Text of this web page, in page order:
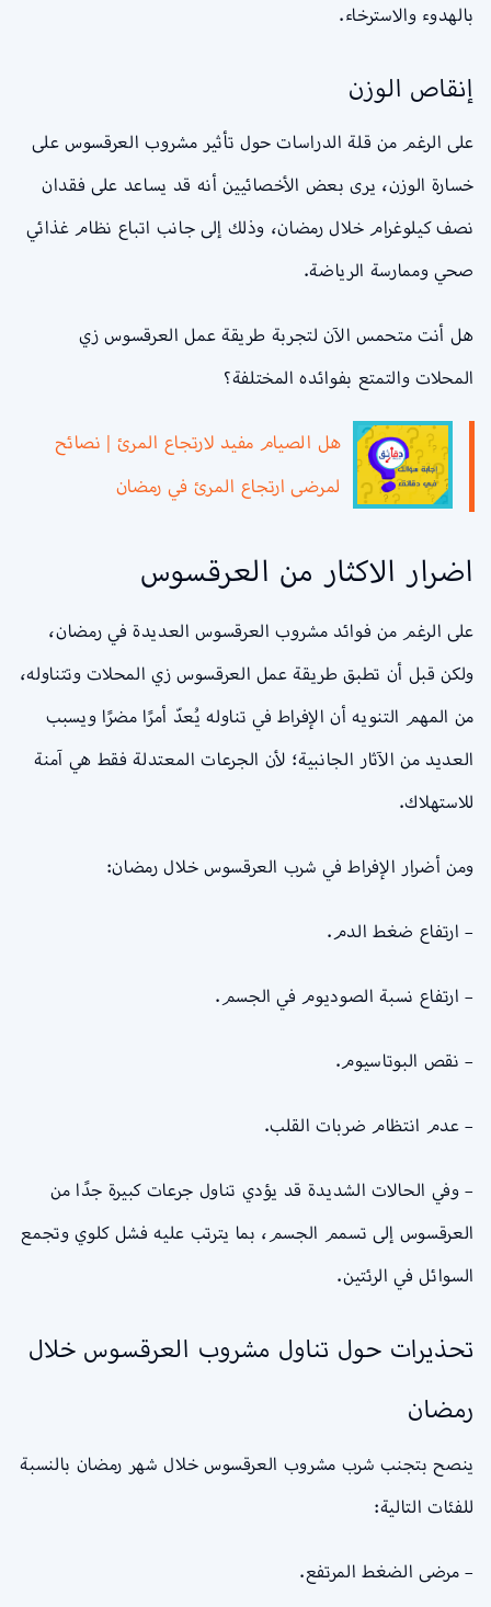
بالهدوء والاسترخاء.
إنقاص الوزن
على الرغم من قلة الدراسات حول تأثير مشروب العرقسوس على
خسارة الوزن، يرى بعض الأخصائيين أنه قد يساعد على فقدان
نصف كيلوغرام خلال رمضان، وذلك إلى جانب اتباع نظام غذائي
صحي وممارسة الرياضة.
هل أنت متحمس الآن لتجربة طريقة عمل العرقسوس زي
المحلات والتمتع بفوائده المختلفة؟
هل الصيام مفيد لارتجاع المرئ | نصائح
لمرضى ارتجاع المرئ في رمضان
اضرار الاكثار من العرقسوس
على الرغم من فوائد مشروب العرقسوس العديدة في رمضان،
ولكن قبل أن تطبق طريقة عمل العرقسوس زي المحلات وتتناوله،
من المهم التنويه أن الإفراط في تناوله يُعدّ أمرًا مضرًا ويسبب
العديد من الآثار الجانبية؛ لأن الجرعات المعتدلة فقط هي آمنة
للاستهلاك.
ومن أضرار الإفراط في شرب العرقسوس خلال رمضان:
– ارتفاع ضغط الدم.
– ارتفاع نسبة الصوديوم في الجسم.
– نقص البوتاسيوم.
– عدم انتظام ضربات القلب.
– وفي الحالات الشديدة قد يؤدي تناول جرعات كبيرة جدًا من
العرقسوس إلى تسمم الجسم، بما يترتب عليه فشل كلوي وتجمع
السوائل في الرئتين.
تحذيرات حول تناول مشروب العرقسوس خلال
رمضان
ينصح بتجنب شرب مشروب العرقسوس خلال شهر رمضان بالنسبة
للفئات التالية:
– مرضى الضغط المرتفع.